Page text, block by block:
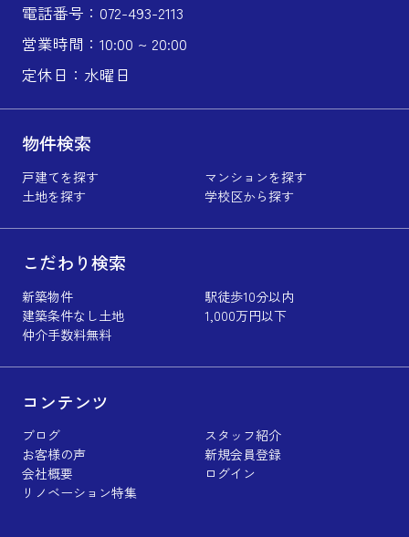
電話番号：072-493-2113
営業時間：10:00 ~ 20:00
定休日：水曜日
物件検索
戸建てを探す
マンションを探す
土地を探す
学校区から探す
こだわり検索
新築物件
駅徒歩10分以内
建築条件なし土地
1,000万円以下
仲介手数料無料
コンテンツ
ブログ
スタッフ紹介
お客様の声
新規会員登録
会社概要
ログイン
リノベーション特集